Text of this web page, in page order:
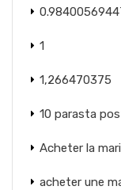
1
1,266470375
10 parasta
Acheter la
acheter une